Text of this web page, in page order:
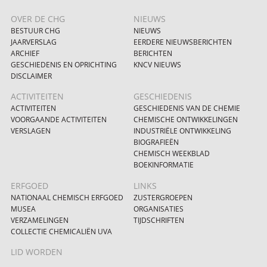
OVER DE CHG
BESTUUR CHG
JAARVERSLAG
ARCHIEF
GESCHIEDENIS EN OPRICHTING
DISCLAIMER
NIEUWS
NIEUWS
EERDERE NIEUWSBERICHTEN
BERICHTEN
KNCV NIEUWS
ACTIVITEITEN
ACTIVITEITEN
VOORGAANDE ACTIVITEITEN
VERSLAGEN
GESCHIEDENIS
GESCHIEDENIS VAN DE CHEMIE
CHEMISCHE ONTWIKKELINGEN
INDUSTRIËLE ONTWIKKELING
BIOGRAFIEËN
CHEMISCH WEEKBLAD
BOEKINFORMATIE
ERFGOED
NATIONAAL CHEMISCH ERFGOED
MUSEA
VERZAMELINGEN
COLLECTIE CHEMICALIËN UVA
LINKS
ZUSTERGROEPEN
ORGANISATIES
TIJDSCHRIFTEN
LID WORDEN